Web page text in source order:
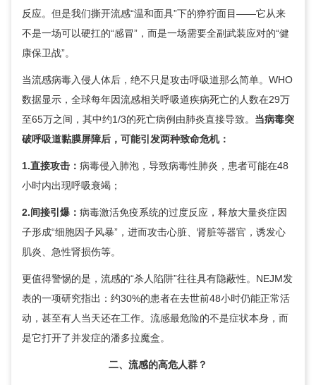
反应。但是我们撕开流感“温和面具”下的狰狞面目——它从来
不是一场可以硬扛的“感冒”，而是一场需要全副武装应对的“健
康保卫战”。
当流感病毒入侵人体后，绝不只是攻击呼吸道那么简单。WHO
数据显示，全球每年因流感相关呼吸道疾病死亡的人数在29万
至65万之间，其中约1/3的死亡病例由肺炎直接导致。 当病毒突
破呼吸道黏膜屏障后，可能引发两种致命危机：
1.直接攻击： 病毒侵入肺泡，导致病毒性肺炎，患者可能在48
小时内出现呼吸衰竭；
2.间接引爆： 病毒激活免疫系统的过度反应，释放大量炎症因
子形成“细胞因子风暴”，进而攻击心脏、肾脏等器官，诱发心
肌炎、急性肾损伤等。
更值得警惕的是，流感的“杀人陷阱”往往具有隐蔽性。NEJM发
表的一项研究指出：约30%的患者在去世前48小时仍能正常活
动，甚至有人当天还在工作。流感最危险的不是症状本身，而
是它打开了并发症的潘多拉魔盒。
二、流感的高危人群？